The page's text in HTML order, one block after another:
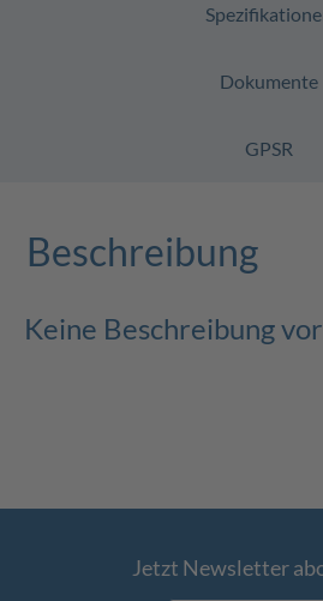
Dokumente
GPSR
Beschreibung
Keine Beschreibung
Jetzt Newsletter